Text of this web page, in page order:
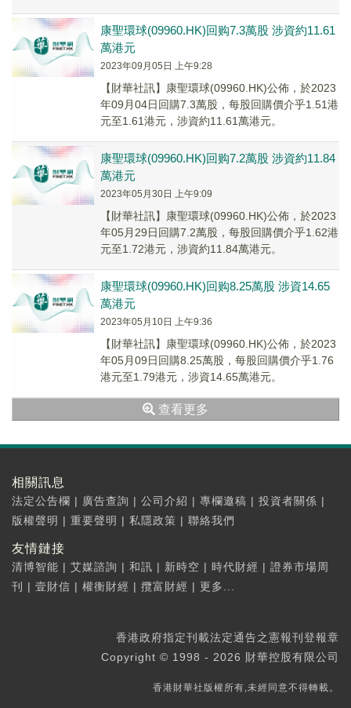
康聖環球(09960.HK)回购7.3萬股 涉資約11.61
萬港元
2023年09月05日 上午9:28
【財華社訊】康聖環球(09960.HK)公佈，於2023
年09月04日回購7.3萬股，每股回購價介乎1.51港
元至1.61港元，涉資約11.61萬港元。
康聖環球(09960.HK)回购7.2萬股 涉資約11.84
萬港元
2023年05月30日 上午9:09
【財華社訊】康聖環球(09960.HK)公佈，於2023
年05月29日回購7.2萬股，每股回購價介乎1.62港
元至1.72港元，涉資約11.84萬港元。
康聖環球(09960.HK)回购8.25萬股 涉資14.65
萬港元
2023年05月10日 上午9:36
【財華社訊】康聖環球(09960.HK)公佈，於2023
年05月09日回購8.25萬股，每股回購價介乎1.76
港元至1.79港元，涉資14.65萬港元。
查看更多
相關訊息
法定公告欄 | 廣告查詢 | 公司介紹 | 專欄邀稿 | 投資者關係 |
版權聲明 | 重要聲明 | 私隱政策 | 聯絡我們
友情鏈接
清博智能 | 艾媒諮詢 | 和訊 | 新時空 | 時代財經 | 證券市場周
刊
| 壹財信 | 權衡財經 | 攬富財經 | 更多...
香港政府指定刊載法定通告之憲報刊登報章
Copyright © 1998 - 2026 財華控股有限公司
香港財華社版權所有,未經同意不得轉載。